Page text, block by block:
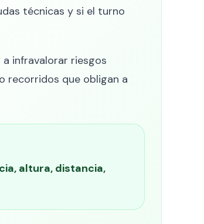
técnicas y si el turno
infravalorar riesgos
recorridos que obligan a
altura, distancia,